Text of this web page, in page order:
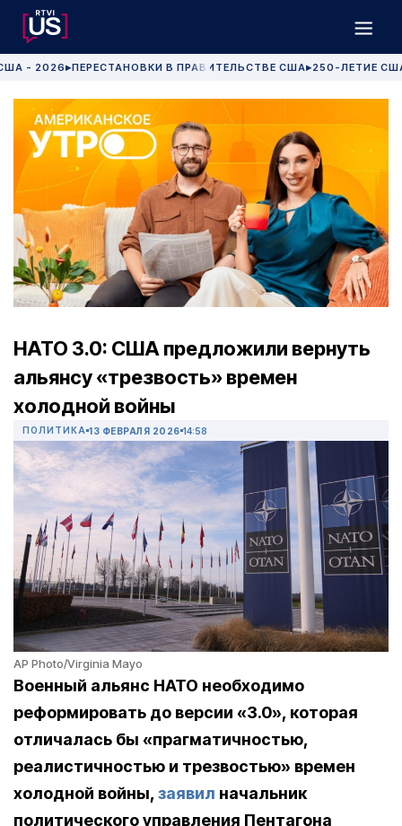
- 2026 ▶ПЕРЕСТАНОВКИ В ПРАВИТЕЛЬСТВЕ США▶250-ЛЕТИЕ
НАТО 3.0: США предложили вернуть
альянсу «трезвость» времен
холодной войны
ПОЛИТИКА 13 ФЕВРАЛЯ 2026 14:58
AP Photo/Virginia Mayo
Военный альянс НАТО необходимо
реформировать до версии «3.0», которая
отличалась бы «прагматичностью,
реалистичностью и трезвостью» времен
холодной войны, заявил начальник
политического управления Пентагона